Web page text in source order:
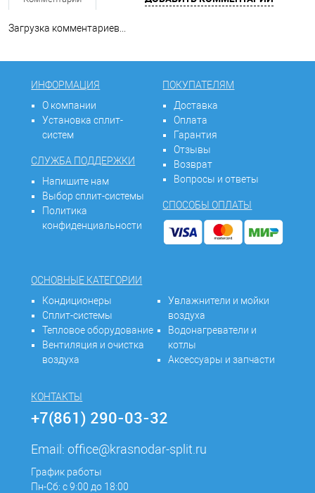
Загрузка комментариев...
ИНФОРМАЦИЯ
О компании
Установка сплит-
систем
СЛУЖБА ПОДДЕРЖКИ
Напишите нам
Выбор сплит-системы
Политика
конфиденциальности
ПОКУПАТЕЛЯМ
Доставка
Оплата
Гарантия
Отзывы
Возврат
Вопросы и ответы
СПОСОБЫ ОПЛАТЫ
ОСНОВНЫЕ КАТЕГОРИИ
Кондиционеры
Сплит-системы
Тепловое оборудование
Вентиляция и очистка
воздуха
Увлажнители и мойки
воздуха
Водонагреватели и
котлы
Аксессуары и запчасти
КОНТАКТЫ
+7(861) 290-03-32
Email:office@krasnodar-split.ru
График работы
Пн-Сб: с 9:00 до 18:00